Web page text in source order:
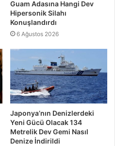
Guam Adasına Hangi Dev
Hipersonik Silahı
Konuşlandırdı
6 Ağustos 2026
Japonya’nın Denizlerdeki
Yeni Gücü Olacak 134
Metrelik Dev Gemi Nasıl
Denize İndirildi